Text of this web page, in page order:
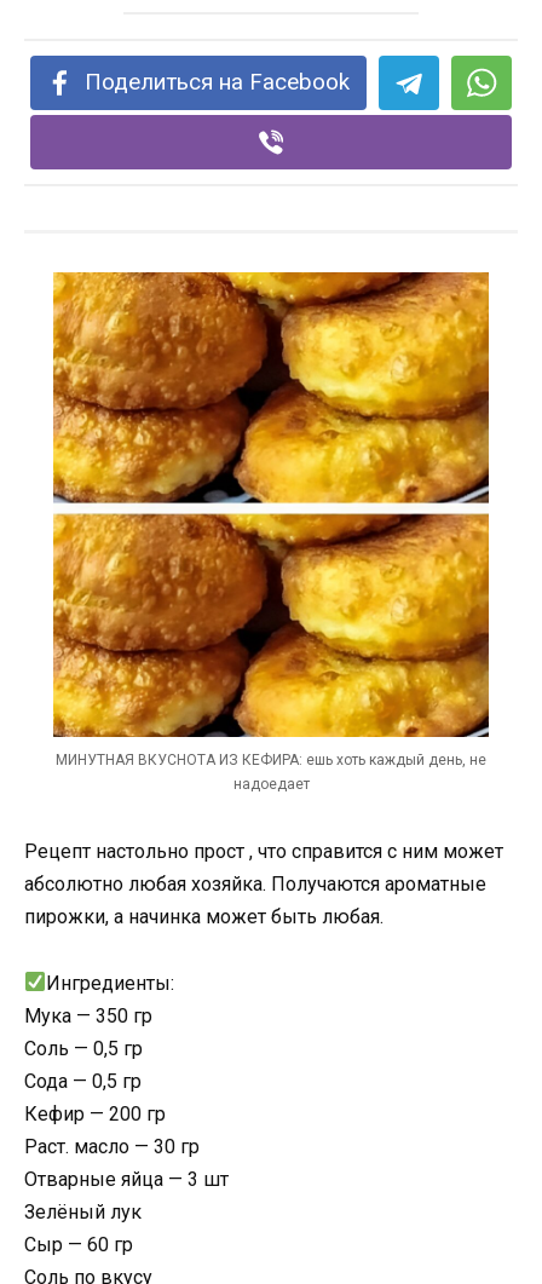
Поделиться на Facebook
МИНУТНАЯ ВКУСНОТА ИЗ КЕФИРА: ешь хоть каждый день, не
надоедает
Рецепт настольно прост , что справится с ним может
абсолютно любая хозяйка. Получаются ароматные
пирожки, а начинка может быть любая.
Ингредиенты:
Мука — 350 гр
Соль — 0,5 гр
Сода — 0,5 гр
Кефир — 200 гр
Раст. масло — 30 гр
Отварные яйца — 3 шт
Зелёный лук
Сыр — 60 гр
Соль по вкусу